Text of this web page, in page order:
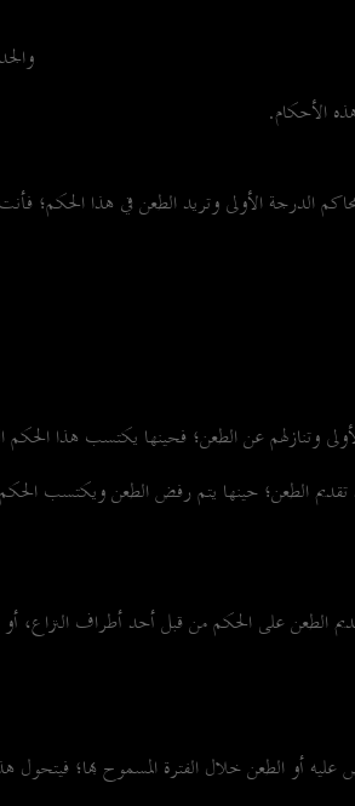
الأحكام.
الدرجة الأولى وتريد الطعن في هذا الحكم؛
وتنازلهم عن الطعن؛ فحينها يكتسب هذا الحكم
الطعن؛ حينها يتم رفض الطعن ويكتسب
إذا لم يتم تقديم الطعن على الحكم من قبل أحد
عليه أو الطعن خلال الفترة المسموح بها؛